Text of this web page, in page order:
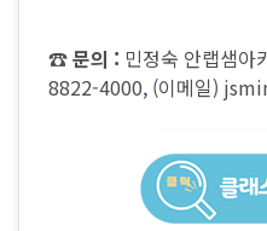
☎︎ 문의 : 민정숙 안랩샘아
8822-4000, (이메일)